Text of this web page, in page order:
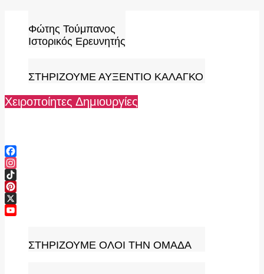
content
Φώτης Τούμπανος
Ιστορικός Ερευνητής
ΣΤΗΡΙΖΟΥΜΕ ΑΥΞΕΝΤΙΟ ΚΑΛΑΓΚΟ
Χειροποίητες Δημιουργίες
Facebook
Instagram
TikTok
Pinterest
X
ΣΤΗΡΙΖΟΥΜΕ ΟΛΟΙ ΤΗΝ ΟΜΑΔΑ